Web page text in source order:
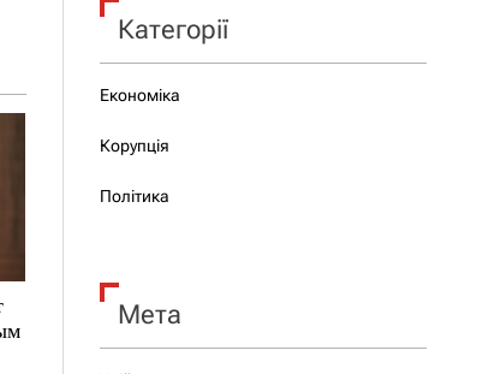
Категорії
Економіка
Корупція
Політика
Мета